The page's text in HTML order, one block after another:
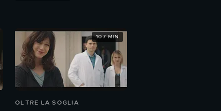
OLTRE LA SOGLIA
107 MIN